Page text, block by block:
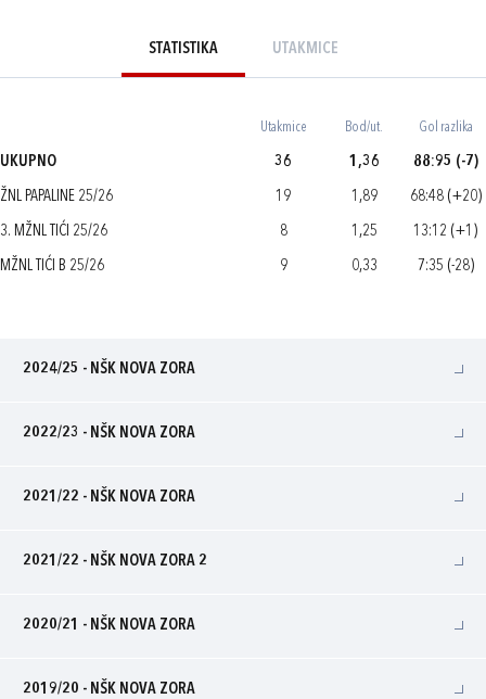
STATISTIKA UTAKMICE
Utakmice Bod/ut. Gol razlika
UKUPNO 36 1,36 88:95 (-7)
ŽNL PAPALINE 25/26 19 1,89 68:48 (+20)
3. MŽNL TIĆI 25/26 8 1,25 13:12 (+1)
MŽNL TIĆI B 25/26 9 0,33 7:35 (-28)
2024/25 - NŠK NOVA ZORA
2022/23 - NŠK NOVA ZORA
2021/22 - NŠK NOVA ZORA
2021/22 - NŠK NOVA ZORA 2
2020/21 - NŠK NOVA ZORA
2019/20 - NŠK NOVA ZORA